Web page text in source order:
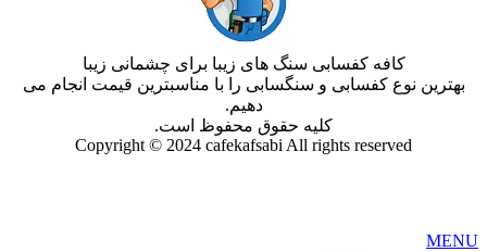
کافه کفسابی سنگ های زیبا برای چشمانی زیبا
بهترین نوع کفسابی و سنگسابی را با مناسبترین قیمت انجام می
دهیم.
کلیه حقوق محفوظ است.
Copyright © 2024 cafekafsabi All rights reserved
MENU